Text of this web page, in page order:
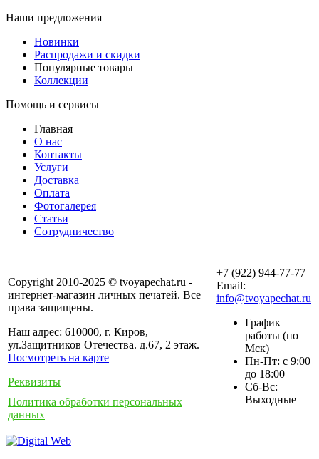
Наши предложения
Новинки
Распродажи и скидки
Популярные товары
Коллекции
Помощь и сервисы
Главная
О нас
Контакты
Услуги
Доставка
Оплата
Фотогалерея
Статьи
Сотрудничество
Copyright 2010-2025 © tvoyapechat.ru -
интернет-магазин личных печатей. Все
права защищены.
Наш адрес: 610000, г. Киров,
ул.Защитников Отечества. д.67, 2 этаж.
Посмотреть на карте
Реквизиты
Политика обработки персональных
данных
+7 (922) 944-77-77
Email:
info@tvoyapechat.ru
График
работы (по
Мск)
Пн-Пт: с 9:00
до 18:00
Сб-Вс:
Выходные